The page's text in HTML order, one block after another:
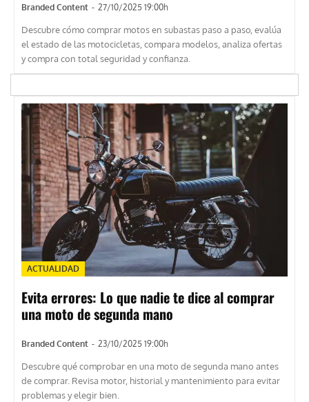
Branded Content - 27/10/2025 19:00h
Descubre cómo comprar motos en subastas paso a paso, evalúa
el estado de las motocicletas, compara modelos, analiza ofertas
y compra con total seguridad y confianza.
ACTUALIDAD
Evita errores: Lo que nadie te dice al comprar
una moto de segunda mano
Branded Content - 23/10/2025 19:00h
Descubre qué comprobar en una moto de segunda mano antes
de comprar. Revisa motor, historial y mantenimiento para evitar
problemas y elegir bien.